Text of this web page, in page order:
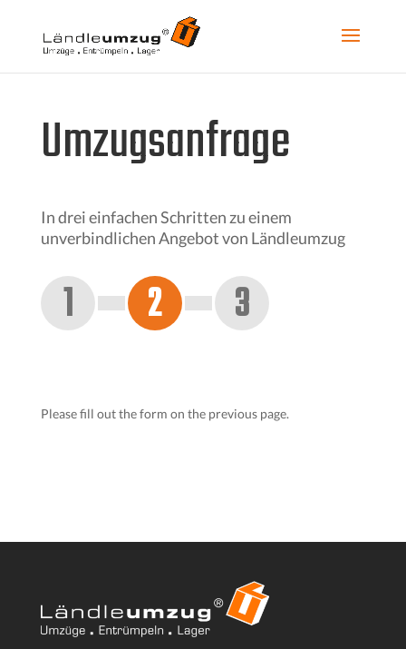
Umzugsanfrage
In drei einfachen Schritten zu einem
unverbindlichen Angebot von Ländleumzug
1 2 3
Please fill out the form on the previous page.